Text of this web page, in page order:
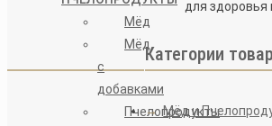
Мёд
Мёд
с
добавками
Пчелопродукты
для здоровья
Категории
→ Мёд и